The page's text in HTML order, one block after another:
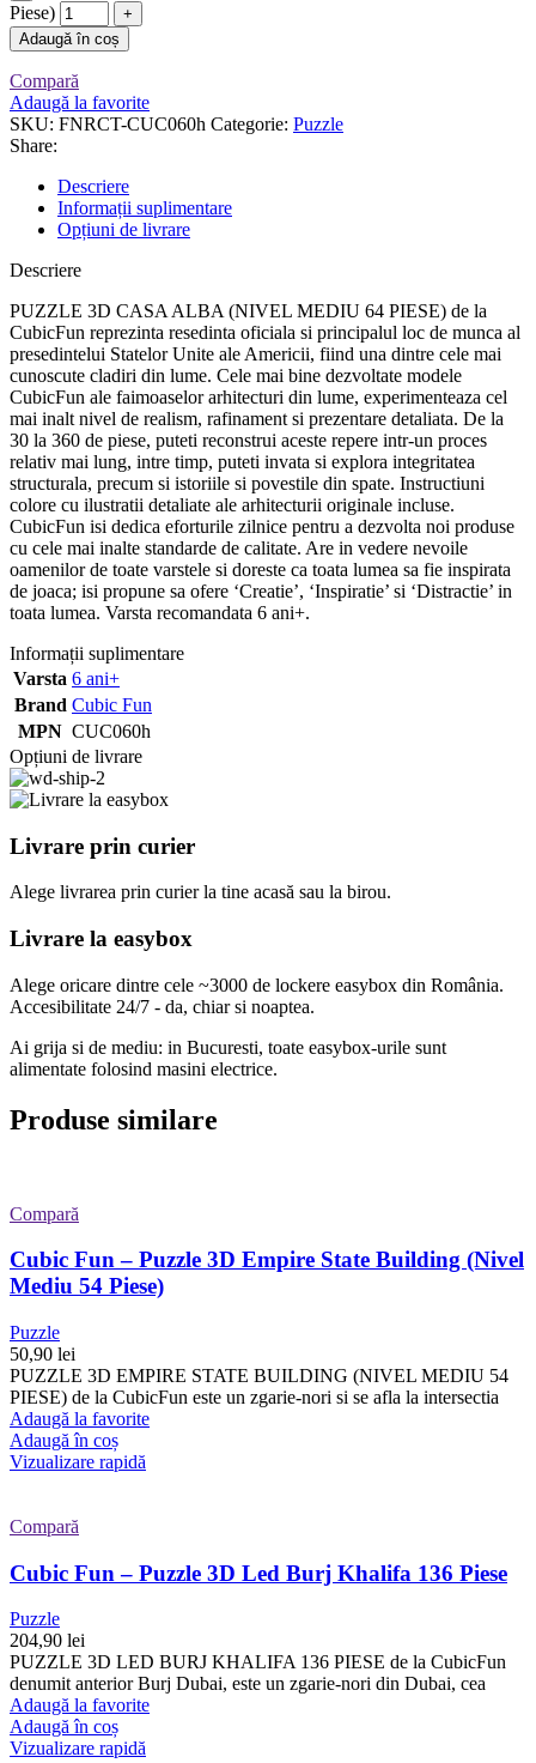
Piese)
Adaugă în coș
Compară
Adaugă la favorite
SKU: FNRCT-CUC060h Categorie: Puzzle
Share:
Descriere
Informații suplimentare
Opțiuni de livrare
Descriere
PUZZLE 3D CASA ALBA (NIVEL MEDIU 64 PIESE) de la
CubicFun reprezinta resedinta oficiala si principalul loc de munca al
presedintelui Statelor Unite ale Americii, fiind una dintre cele mai
cunoscute cladiri din lume. Cele mai bine dezvoltate modele
CubicFun ale faimoaselor arhitecturi din lume, experimenteaza cel
mai inalt nivel de realism, rafinament si prezentare detaliata. De la
30 la 360 de piese, puteti reconstrui aceste repere intr-un proces
relativ mai lung, intre timp, puteti invata si explora integritatea
structurala, precum si istoriile si povestile din spate. Instructiuni
colore cu ilustratii detaliate ale arhitecturii originale incluse.
CubicFun isi dedica eforturile zilnice pentru a dezvolta noi produse
cu cele mai inalte standarde de calitate. Are in vedere nevoile
oamenilor de toate varstele si doreste ca toata lumea sa fie inspirata
de joaca; isi propune sa ofere ‘Creatie’, ‘Inspiratie’ si ‘Distractie’ in
toata lumea. Varsta recomandata 6 ani+.
Informații suplimentare
Varsta 6 ani+
Brand Cubic Fun
MPN CUC060h
Opțiuni de livrare
Livrare prin curier
Alege livrarea prin curierla tine acasă sau la birou.
Livrare la easybox
Alege oricare dintre cele ~3000 de lockere easybox din România.
Accesibilitate 24/7 - da, chiar si noaptea.
Ai grija si de mediu: in Bucuresti, toate easybox-urile sunt
alimentate folosind masini electrice.
Produse similare
Compară
Cubic Fun – Puzzle 3D Empire State Building (Nivel
Mediu 54 Piese)
Puzzle
50,90 lei
PUZZLE 3D EMPIRE STATE BUILDING (NIVEL MEDIU 54
PIESE) de la CubicFun este un zgarie-nori si se afla la intersectia
Adaugă la favorite
Adaugă în coș
Vizualizare rapidă
Compară
Cubic Fun – Puzzle 3D Led Burj Khalifa 136 Piese
Puzzle
204,90 lei
PUZZLE 3D LED BURJ KHALIFA 136 PIESE de la CubicFun
denumit anterior Burj Dubai, este un zgarie-nori din Dubai, cea
Adaugă la favorite
Adaugă în coș
Vizualizare rapidă